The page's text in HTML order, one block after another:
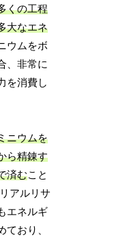
くの工程
大なエネ
ウムをボ
、非常に
を消費し
ニウムを
ら精錬す
済むこと
アルリサ
エネルギ
ており、